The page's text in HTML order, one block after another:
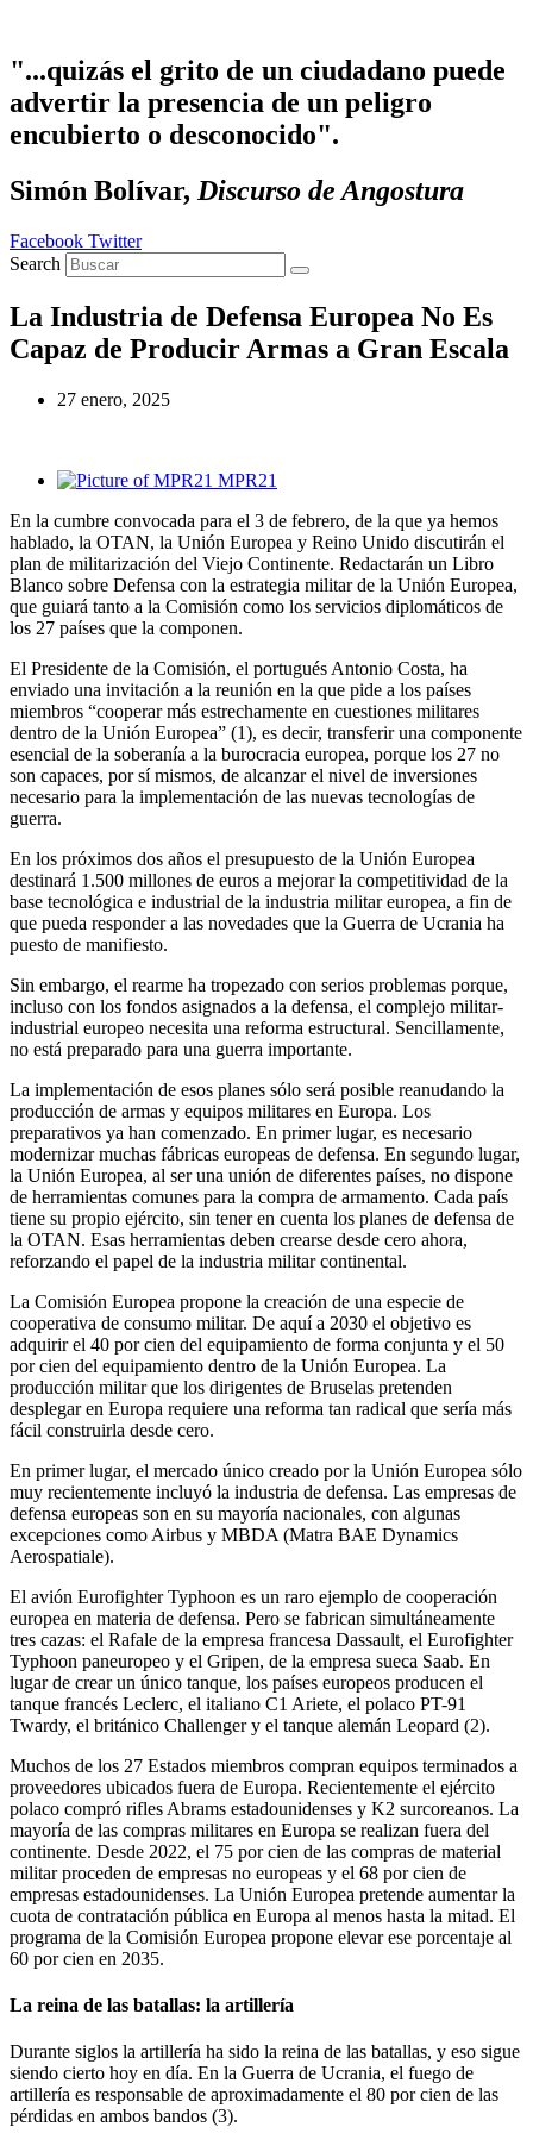
"...quizás el grito de un ciudadano puede
advertir la presencia de un peligro
encubierto o desconocido".
Simón Bolívar, Discurso de Angostura
Facebook Twitter
Search
La Industria de Defensa Europea No Es
Capaz de Producir Armas a Gran Escala
27 enero, 2025
MPR21
En la cumbre convocada para el 3 de febrero, de la que ya hemos
hablado, la OTAN, la Unión Europea y Reino Unido discutirán el
plan de militarización del Viejo Continente. Redactarán un Libro
Blanco sobre Defensa con la estrategia militar de la Unión Europea,
que guiará tanto a la Comisión como los servicios diplomáticos de
los 27 países que la componen.
El Presidente de la Comisión, el portugués Antonio Costa, ha
enviado una invitación a la reunión en la que pide a los países
miembros “cooperar más estrechamente en cuestiones militares
dentro de la Unión Europea” (1), es decir, transferir una componente
esencial de la soberanía a la burocracia europea, porque los 27 no
son capaces, por sí mismos, de alcanzar el nivel de inversiones
necesario para la implementación de las nuevas tecnologías de
guerra.
En los próximos dos años el presupuesto de la Unión Europea
destinará 1.500 millones de euros a mejorar la competitividad de la
base tecnológica e industrial de la industria militar europea, a fin de
que pueda responder a las novedades que la Guerra de Ucrania ha
puesto de manifiesto.
Sin embargo, el rearme ha tropezado con serios problemas porque,
incluso con los fondos asignados a la defensa, el complejo militar-
industrial europeo necesita una reforma estructural. Sencillamente,
no está preparado para una guerra importante.
La implementación de esos planes sólo será posible reanudando la
producción de armas y equipos militares en Europa. Los
preparativos ya han comenzado. En primer lugar, es necesario
modernizar muchas fábricas europeas de defensa. En segundo lugar,
la Unión Europea, al ser una unión de diferentes países, no dispone
de herramientas comunes para la compra de armamento. Cada país
tiene su propio ejército, sin tener en cuenta los planes de defensa de
la OTAN. Esas herramientas deben crearse desde cero ahora,
reforzando el papel de la industria militar continental.
La Comisión Europea propone la creación de una especie de
cooperativa de consumo militar. De aquí a 2030 el objetivo es
adquirir el 40 por cien del equipamiento de forma conjunta y el 50
por cien del equipamiento dentro de la Unión Europea. La
producción militar que los dirigentes de Bruselas pretenden
desplegar en Europa requiere una reforma tan radical que sería más
fácil construirla desde cero.
En primer lugar, el mercado único creado por la Unión Europea sólo
muy recientemente incluyó la industria de defensa. Las empresas de
defensa europeas son en su mayoría nacionales, con algunas
excepciones como Airbus y MBDA (Matra BAE Dynamics
Aerospatiale).
El avión Eurofighter Typhoon es un raro ejemplo de cooperación
europea en materia de defensa. Pero se fabrican simultáneamente
tres cazas: el Rafale de la empresa francesa Dassault, el Eurofighter
Typhoon paneuropeo y el Gripen, de la empresa sueca Saab. En
lugar de crear un único tanque, los países europeos producen el
tanque francés Leclerc, el italiano C1 Ariete, el polaco PT-91
Twardy, el británico Challenger y el tanque alemán Leopard (2).
Muchos de los 27 Estados miembros compran equipos terminados a
proveedores ubicados fuera de Europa. Recientemente el ejército
polaco compró rifles Abrams estadounidenses y K2 surcoreanos. La
mayoría de las compras militares en Europa se realizan fuera del
continente. Desde 2022, el 75 por cien de las compras de material
militar proceden de empresas no europeas y el 68 por cien de
empresas estadounidenses. La Unión Europea pretende aumentar la
cuota de contratación pública en Europa al menos hasta la mitad. El
programa de la Comisión Europea propone elevar ese porcentaje al
60 por cien en 2035.
La reina de las batallas: la artillería
Durante siglos la artillería ha sido la reina de las batallas, y eso sigue
siendo cierto hoy en día. En la Guerra de Ucrania, el fuego de
artillería es responsable de aproximadamente el 80 por cien de las
pérdidas en ambos bandos (3).